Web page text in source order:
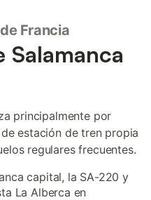
Francia
Salamanca
principalmente por
estación de tren propia
regulares frecuentes.
capital, la SA-220 y
La Alberca en